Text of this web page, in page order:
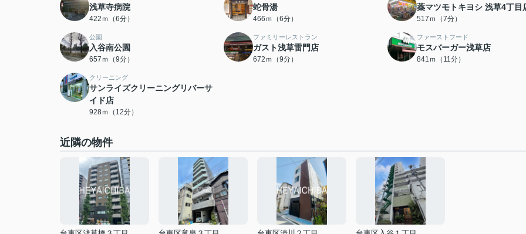
浅草寺病院
422ｍ（6分）
蛇骨湯
466ｍ（6分）
薬マツモトキヨシ 浅草4丁目
517ｍ（7分）
公園
入谷南公園
657ｍ（9分）
ファミリーレストラン
ガスト浅草雷門店
672ｍ（9分）
ファーストフード
モスバーガー浅草店
841ｍ（11分）
クリーニング
サンライズクリーニングリバーサ
イド店
928ｍ（12分）
近隣の物件